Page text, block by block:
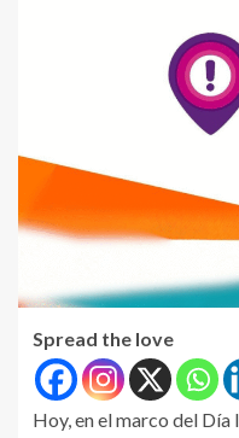
Spread the love
Hoy, en el marco del